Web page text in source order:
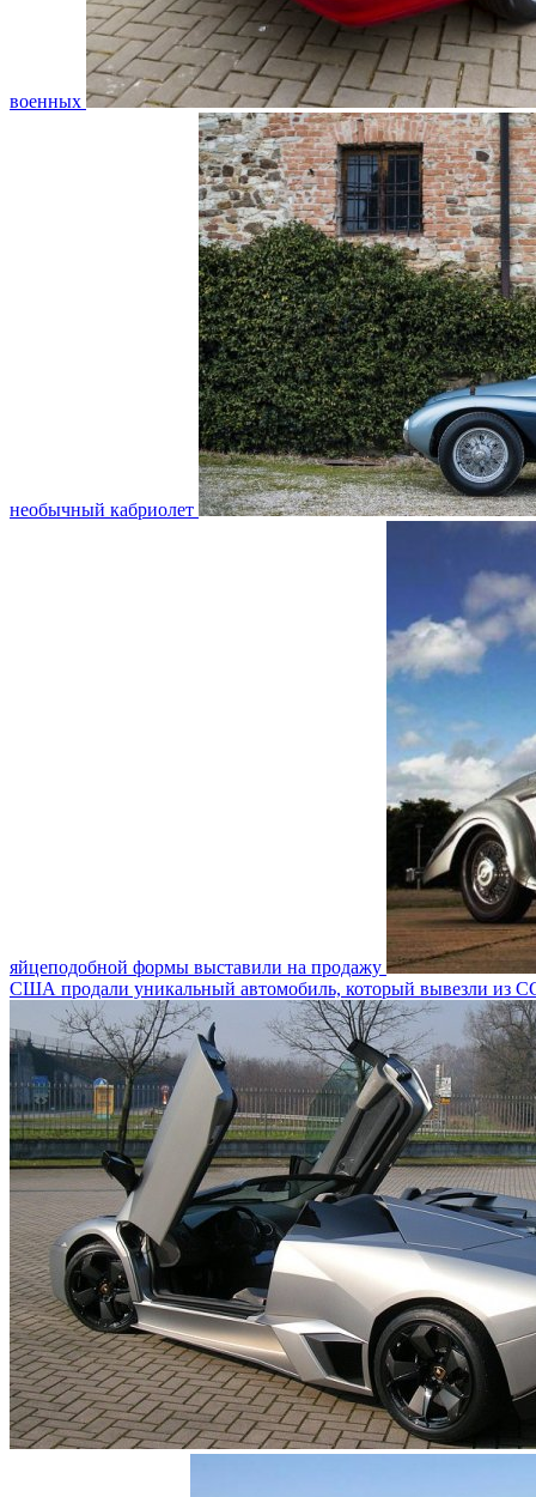
военных
необычный кабриолет
яйцеподобной формы выставили на продажу
США продали уникальный автомобиль, который вывезли из